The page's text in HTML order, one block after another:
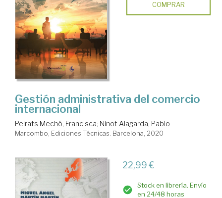
COMPRAR
Gestión administrativa del comercio
internacional
Peirats Mechó, Francisca; Ninot Alagarda, Pablo
Marcombo, Ediciones Técnicas. Barcelona, 2020
22,99 €
Stock en librería. Envío
en 24/48 horas